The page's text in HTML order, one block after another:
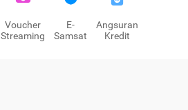
Voucher
Streaming
E-
Samsat
Angsuran
Kredit